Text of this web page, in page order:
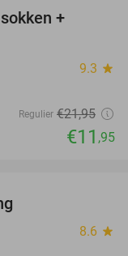
+
9.3 star
Regulier €21,95
€11 ,95
8.6 star